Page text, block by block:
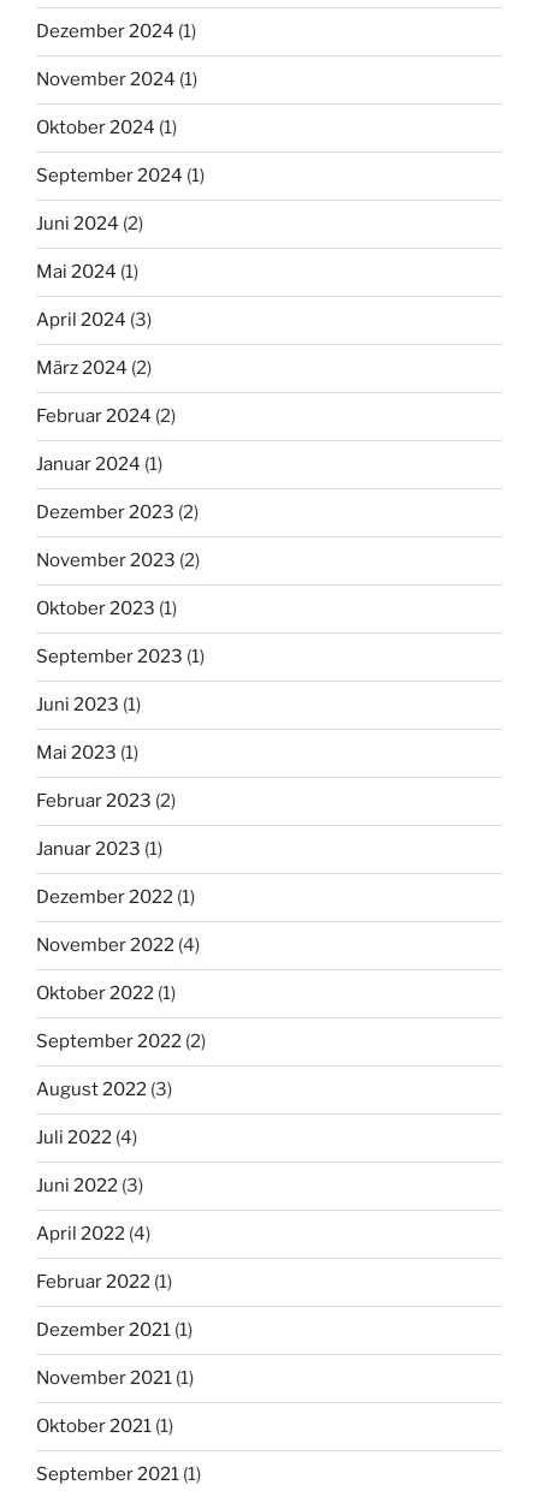
Dezember 2024 (1)
November 2024 (1)
Oktober 2024 (1)
September 2024 (1)
Juni 2024 (2)
Mai 2024 (1)
April 2024 (3)
März 2024 (2)
Februar 2024 (2)
Januar 2024 (1)
Dezember 2023 (2)
November 2023 (2)
Oktober 2023 (1)
September 2023 (1)
Juni 2023 (1)
Mai 2023 (1)
Februar 2023 (2)
Januar 2023 (1)
Dezember 2022 (1)
November 2022 (4)
Oktober 2022 (1)
September 2022 (2)
August 2022 (3)
Juli 2022 (4)
Juni 2022 (3)
April 2022 (4)
Februar 2022 (1)
Dezember 2021 (1)
November 2021 (1)
Oktober 2021 (1)
September 2021 (1)